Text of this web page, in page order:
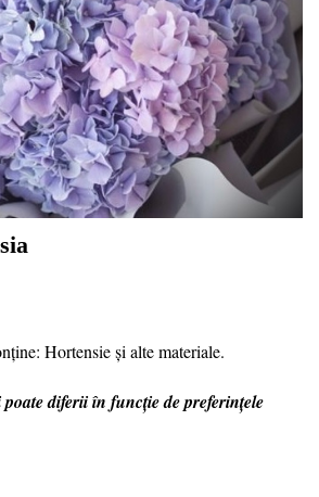
Hortensie și alte materiale.
diferii în funcție de preferințele